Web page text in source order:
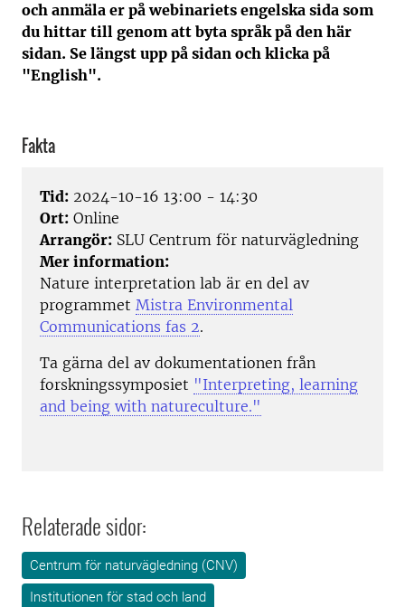
och anmäla er på webinariets engelska sida som
du hittar till genom att byta språk på den här
sidan. Se längst upp på sidan och klicka på
"English".
Fakta
Tid: 2024-10-16 13:00 - 14:30
Ort: Online
Arrangör: SLU Centrum för naturvägledning
Mer information:
Nature interpretation lab är en del av
programmet Mistra Environmental
Communications fas 2.
Ta gärna del av dokumentationen från
forskningssymposiet "Interpreting, learning
and being with natureculture."
Relaterade sidor:
Centrum för naturvägledning (CNV)
Institutionen för stad och land